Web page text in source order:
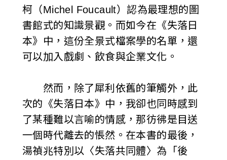
柯（Michel Foucault）認為最理想的圖
書館式的知識景觀。而如今在《失落日
本》中，這份全景式檔案學的名單，還
可以加入戲劇、飲食與企業文化。
然而，除了犀利依舊的筆觸外，此
次的《失落日本》中，我卻也同時感到
了某種難以言喻的情感，那彷彿是目送
一個時代離去的悵然。在本書的最後，
湯禎兆特別以〈失落共同體〉為「後